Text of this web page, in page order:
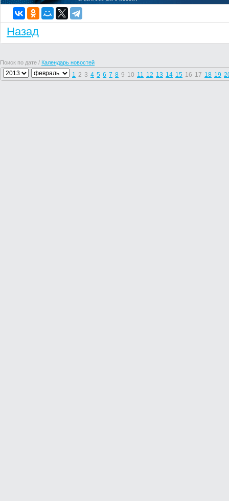
Назад
Поиск по дате / Календарь новостей
1 2 3 4 5 6 7 8 9 10 11 12 13 14 15 16 17 18 19